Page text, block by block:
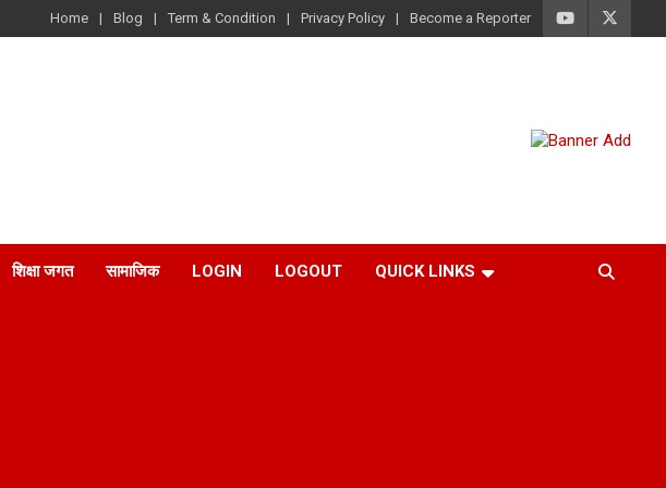
Home Blog Term & Condition Privacy Policy Become a Reporter
शिक्षा जगत सामाजिक LOGIN LOGOUT QUICK LINKS